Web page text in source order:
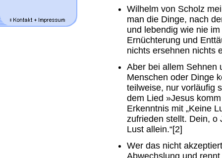
Wilhelm von Scholz
man die Dinge, nach
und lebendig wie nie
Ernüchterung und
nichts ersehnen nichts
Aber bei allem Sehnen
Menschen oder Dinge
teilweise, nur vorläufig
dem Lied »Jesus
Erkenntnis mit „Keine
zufrieden stellt. Dein, o
Lust allein.“[2]
Wer das nicht